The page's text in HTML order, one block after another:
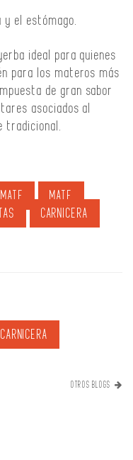
el estómago.
ideal para quienes
para los materos más
de gran sabor
asociados al
tradicional.
MATE
CARNICERA
OTROS BLOGS